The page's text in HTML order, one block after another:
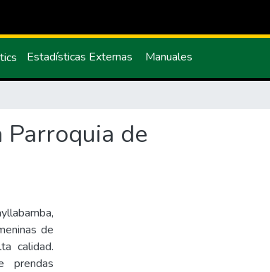
Estadísticas Externas Manuales
de
de
calidad.